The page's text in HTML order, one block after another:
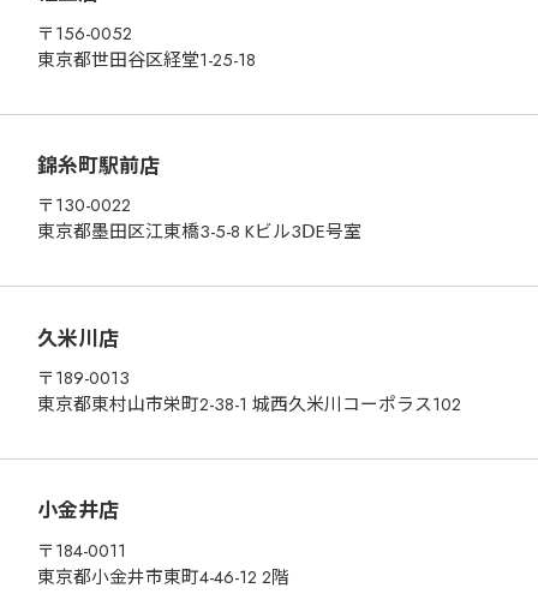
TOP
GRAND MENU
SHOP
FOOD BRAND SHARING SERVICE
〒156-0052
東京都世田谷区経堂1-25-18
錦糸町駅前店
〒130-0022
東京都墨田区江東橋3-5-8 Kビル3ⅮE号室
久米川店
〒189-0013
東京都東村山市栄町2-38-1 城西久米川コーポラス102
小金井店
〒184-0011
東京都小金井市東町4-46-12 2階